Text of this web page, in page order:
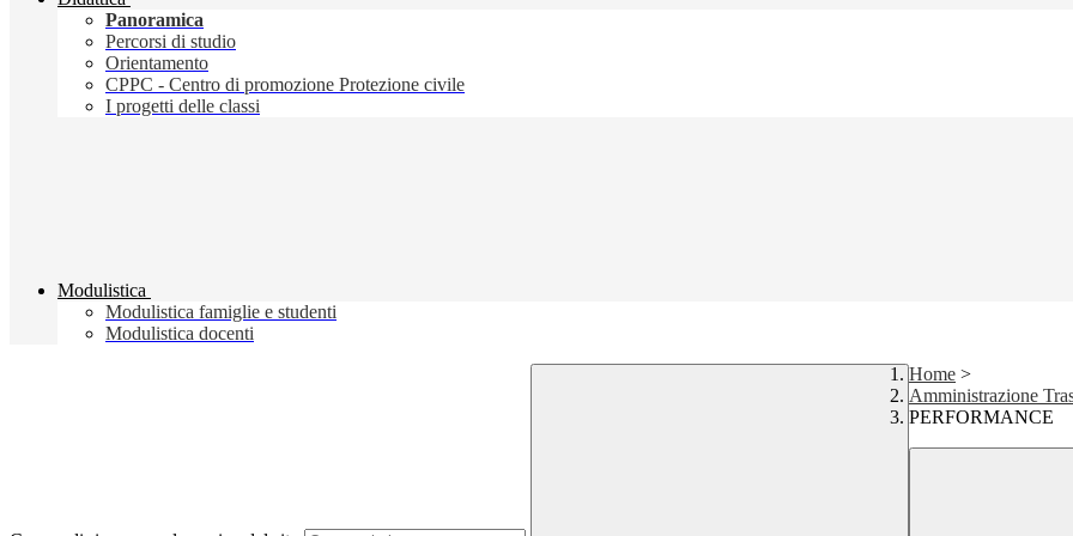
Panoramica
Percorsi di studio
Orientamento
CPPC - Centro di promozione Protezione civile
I progetti delle classi
Modulistica
Modulistica famiglie e studenti
Modulistica docenti
Home >
Amministrazione
PERFORMANCE